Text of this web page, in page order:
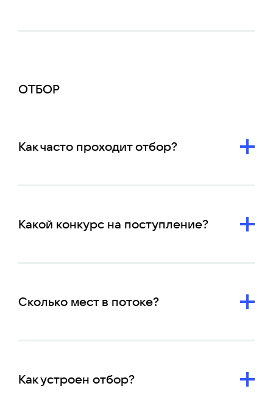
ОТБОР
Как часто проходит отбор?
Какой конкурс на поступление?
Сколько мест в потоке?
Как устроен отбор?